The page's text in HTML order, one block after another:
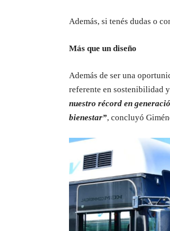
Además, si tenés dudas o
Más que un diseño
Además de ser una
referente en sostenibilidad
nuestro récord en
bienestar”, concluyó